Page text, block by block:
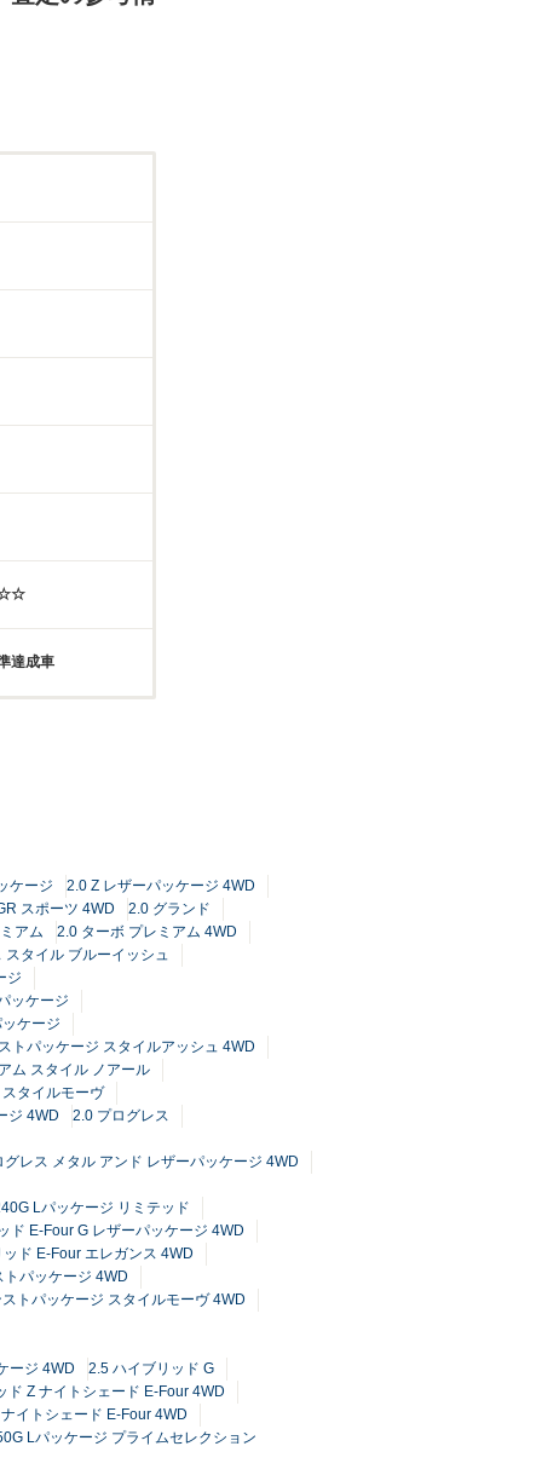
達成車
ケージ
2.0 Z レザーパッケージ 4WD
スポーツ 4WD
2.0 グランド
アム
2.0 ターボ プレミアム 4WD
タイル ブルーイッシュ
ジ
ッケージ
ケージ
トパッケージ スタイルアッシュ 4WD
ム スタイル ノアール
タイルモーヴ
ジ 4WD
2.0 プログレス
グレス メタル アンド レザーパッケージ 4WD
Lパッケージ リミテッド
ド E-Four G レザーパッケージ 4WD
ド E-Four エレガンス 4WD
パッケージ 4WD
トパッケージ スタイルモーヴ 4WD
ージ 4WD
2.5 ハイブリッド G
ド Z ナイトシェード E-Four 4WD
イトシェード E-Four 4WD
Lパッケージ プライムセレクション